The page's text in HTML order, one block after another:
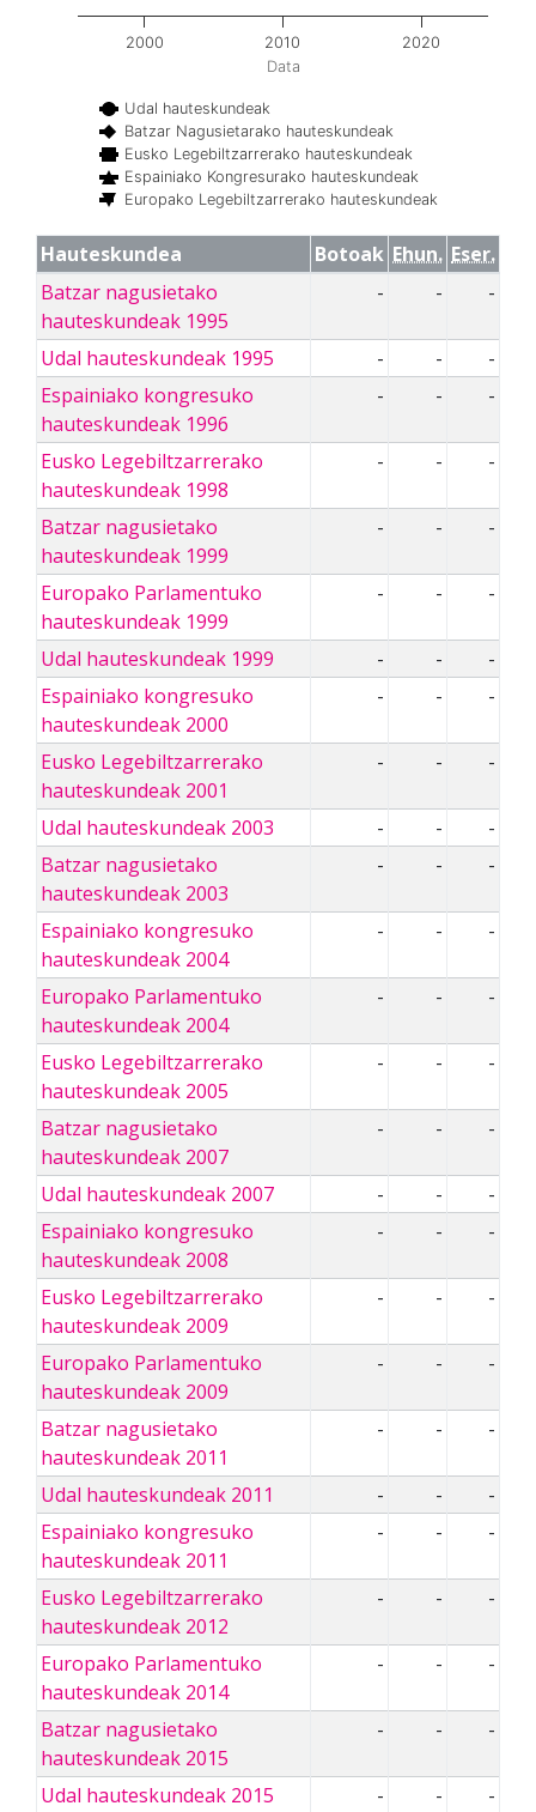
Data
Udal hauteskundeak
Batzar Nagusietarako hauteskundeak
Eusko Legebiltzarrerako hauteskundeak
Espainiako Kongresurako hauteskundeak
Europako Legebiltzarrerako hauteskundeak
2000 2010 2020
Hauteskundea Botoak Ehun. Eser.
Batzar nagusietako
hauteskundeak 1995
- - -
Udal hauteskundeak 1995 - -
-
Espainiako kongresuko
hauteskundeak 1996
- - -
Eusko Legebiltzarrerako
hauteskundeak 1998
- - -
Batzar nagusietako
hauteskundeak 1999
- - -
Europako Parlamentuko
hauteskundeak 1999
- - -
Udal hauteskundeak 1999 - -
-
Espainiako kongresuko
hauteskundeak 2000
- - -
Eusko Legebiltzarrerako
hauteskundeak 2001
- - -
Udal hauteskundeak 2003 - -
-
Batzar nagusietako
hauteskundeak 2003
- - -
Espainiako kongresuko
hauteskundeak 2004
- - -
Europako Parlamentuko
hauteskundeak 2004
- - -
Eusko Legebiltzarrerako
hauteskundeak 2005
- - -
Batzar nagusietako
hauteskundeak 2007
- - -
Udal hauteskundeak 2007 - -
-
Espainiako kongresuko
hauteskundeak 2008
- - -
Eusko Legebiltzarrerako
hauteskundeak 2009
- - -
Europako Parlamentuko
hauteskundeak 2009
- - -
Batzar nagusietako
hauteskundeak 2011
- - -
Udal hauteskundeak 2011 - -
-
Espainiako kongresuko
hauteskundeak 2011
- - -
Eusko Legebiltzarrerako
hauteskundeak 2012
- - -
Europako Parlamentuko
hauteskundeak 2014
- - -
Batzar nagusietako
hauteskundeak 2015
- - -
Udal hauteskundeak 2015 - -
-